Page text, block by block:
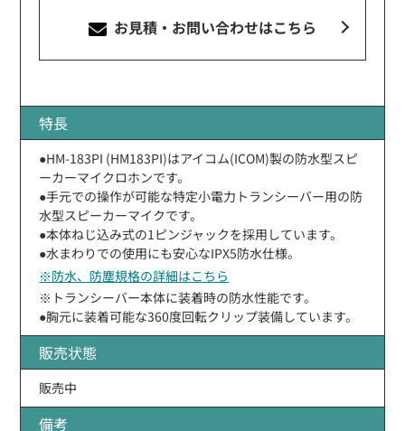
お見積・お問い合わせはこちら
特長
●HM-183PI (HM183PI)はアイコム(ICOM)製の防水型スピ
ーカーマイクロホンです。
●手元での操作が可能な特定小電力トランシーバー用の防
水型スピーカーマイクです。
●本体ねじ込み式の1ピンジャックを採用しています。
●水まわりでの使用にも安心なIPX5防水仕様。
※防水、防塵規格の詳細はこちら
※トランシーバー本体に装着時の防水性能です。
●胸元に装着可能な360度回転クリップ装備しています。
販売状態
販売中
備考